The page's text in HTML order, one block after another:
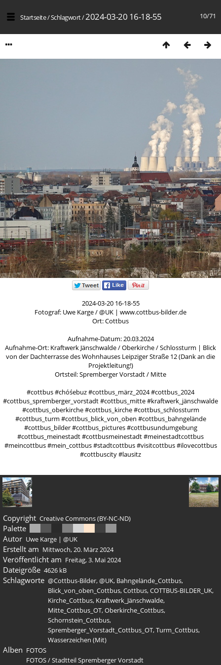
10/71
Startseite/Schlagwort/2024-03-20 16-18-55
2024-03-20 16-18-55
Fotograf: Uwe Karge / @UK | www.cottbus-bilder.de
Ort: Cottbus
Aufnahme-Datum: 20.03.2024
Aufnahme-Ort: Kraftwerk Jänschwalde / Oberkirche / Schlossturm | Blick
von der Dachterrasse des Wohnhauses Leipziger Straße 12 (Dank an die
Projektleitung!)
Ortsteil: Spremberger Vorstadt / Mitte
#cottbus #chóśebuz #cottbus_märz_2024 #cottbus_2024
#cottbus_spremberger_vorstadt #cottbus_mitte #kraftwerk_jänschwalde
#cottbus_oberkirche #cottbus_kirche #cottbus_schlossturm
#cottbus_turm #cottbus_blick_von_oben #cottbus_bahngelände
#cottbus_bilder #cottbus_pictures #cottbusundumgebung
#cottbus_meinestadt #cottbusmeinestadt #meinestadtcottbus
#meincottbus #mein_cottbus #stadtcottbus #visitcottbus #ilovecottbus
#cottbuscity #lausitz
Copyright Creative Commons (BY-NC-ND)
Palette
Autor Uwe Karge | @UK
Erstellt am Mittwoch, 20. März 2024
Veröffentlicht am Freitag, 3. Mai 2024
Dateigröße 4626 kB
Schlagworte @Cottbus-Bilder,@UK, Bahngelände_Cottbus,
Blick_von_oben_Cottbus,Cottbus,COTTBUS-BILDER_UK,
Kirche_Cottbus, Kraftwerk_Jänschwalde,
Mitte_Cottbus_OT,Oberkirche_Cottbus,
Schornstein_Cottbus,
Spremberger_Vorstadt_Cottbus_OT,Turm_Cottbus,
Wasserzeichen (Mit)
Alben FOTOS
FOTOS/Stadtteil Spremberger Vorstadt